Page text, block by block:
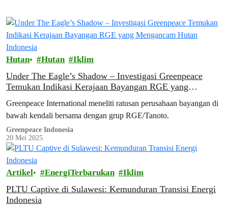
Hutan Hutan Iklim
Under The Eagle’s Shadow – Investigasi Greenpeace
Temukan Indikasi Kerajaan Bayangan RGE yang
Greenpeace International meneliti ratusan perusahaan bayangan di
bawah kendali bersama dengan grup RGE/Tanoto.
Greenpeace Indonesia
20 Mei 2025
Artikel EnergiTerbarukan Iklim
PLTU Captive di Sulawesi: Kemunduran Transisi Energi
Indonesia